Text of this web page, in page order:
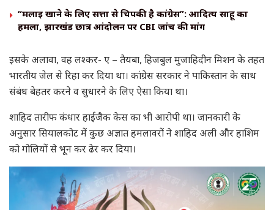
“मलाई खाने के लिए सत्ता से चिपकी है कांग्रेस”: आदित्य साहू का
हमला, झारखंड छात्र आंदोलन पर CBI जांच की मांग
इसके अलावा, वह लश्कर- ए – तैयबा, हिजबुल मुजाहिदीन मिशन के तहत
भारतीय जेल से रिहा कर दिया था। कांग्रेस सरकार ने पाकिस्तान के साथ
संबंध बेहतर करने व सुधारने के लिए ऐसा किया था।
शाहिद तारीफ कंधार हाईजैक केस का भी आरोपी था। जानकारी के
अनुसार सियालकोट में कुछ अज्ञात हमलावरों ने शाहिद अली और हाशिम
को गोलियों से भून कर ढेर कर दिया।